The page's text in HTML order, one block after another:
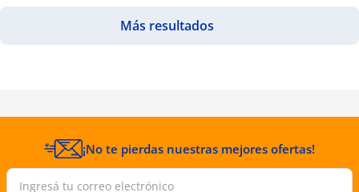
¡No te pierdas nuestras mejores ofertas!